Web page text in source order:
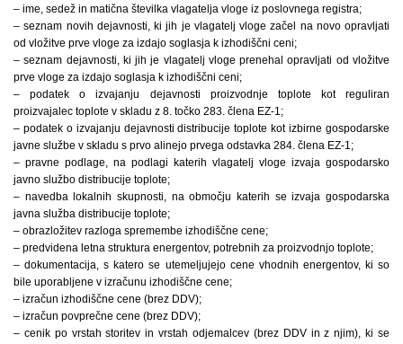
– ime, sedež in matična številka vlagatelja vloge iz poslovnega registra;
– seznam novih dejavnosti, ki jih je vlagatelj vloge začel na novo opravljati
od vložitve prve vloge za izdajo soglasja k izhodiščni ceni;
– seznam dejavnosti, ki jih je vlagatelj vloge prenehal opravljati od vložitve
prve vloge za izdajo soglasja k izhodiščni ceni;
– podatek o izvajanju dejavnosti proizvodnje toplote kot reguliran
proizvajalec toplote v skladu z 8. točko 283. člena EZ-1;
– podatek o izvajanju dejavnosti distribucije toplote kot izbirne gospodarske
javne službe v skladu s prvo alinejo prvega odstavka 284. člena EZ-1;
– pravne podlage, na podlagi katerih vlagatelj vloge izvaja gospodarsko
javno službo distribucije toplote;
– navedba lokalnih skupnosti, na območju katerih se izvaja gospodarska
javna služba distribucije toplote;
– obrazložitev razloga spremembe izhodiščne cene;
– predvidena letna struktura energentov, potrebnih za proizvodnjo toplote;
– dokumentacija, s katero se utemeljujejo cene vhodnih energentov, ki so
bile uporabljene v izračunu izhodiščne cene;
– izračun izhodiščne cene (brez DDV);
– izračun povprečne cene (brez DDV);
– cenik po vrstah storitev in vrstah odjemalcev (brez DDV in z njim), ki se